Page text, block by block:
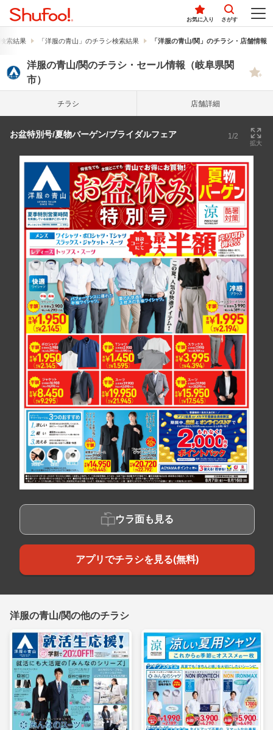
お気に入り さがす
索結果 「洋服の青山」のチラシ検索結果 「洋服の青山/関」のチラシ・店舗情報
洋服の青山/関のチラシ・セール情報（岐阜県関
市）
チラシ 店舗詳細
お盆特別号/夏物バーゲン/ブライダルフェア 1/2
拡大
ウラ面も見る
アプリでチラシを見る(無料)
洋服の青山/関の他のチラシ